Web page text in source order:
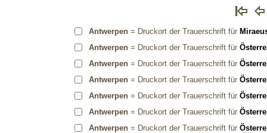
Antwerpen= Druckort der Trauerschrift für
Antwerpen= Druckort der Trauerschrift für
Antwerpen= Druckort der Trauerschrift für
Antwerpen= Druckort der Trauerschrift für
Antwerpen= Druckort der Trauerschrift für
Antwerpen= Druckort der Trauerschrift für
Antwerpen= Druckort der Trauerschrift für